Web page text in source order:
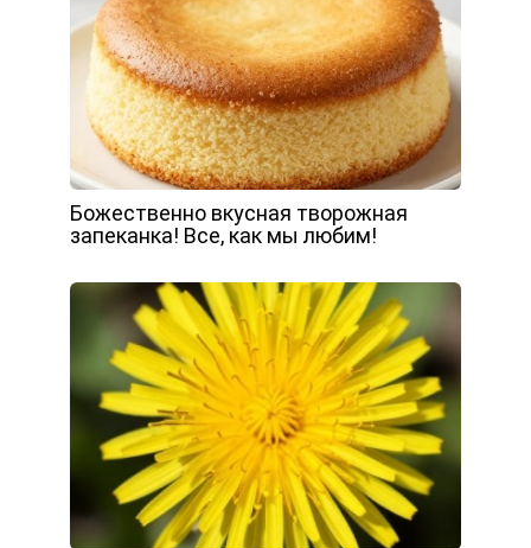
Божественно вкусная творожная
запеканка! Все, как мы любим!